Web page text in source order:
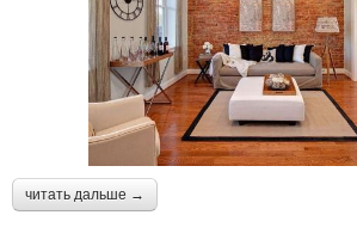
читать дальше →